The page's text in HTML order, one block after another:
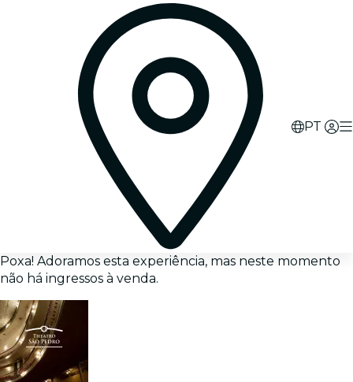
PT
Poxa! Adoramos esta experiência, mas neste momento
não há ingressos à venda.